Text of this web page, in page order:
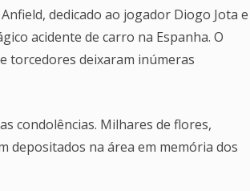
dedicado ao jogador Diogo Jota e
acidente de carro na Espanha. O
torcedores deixaram inúmeras
condolências. Milhares de flores,
depositados na área em memória dos